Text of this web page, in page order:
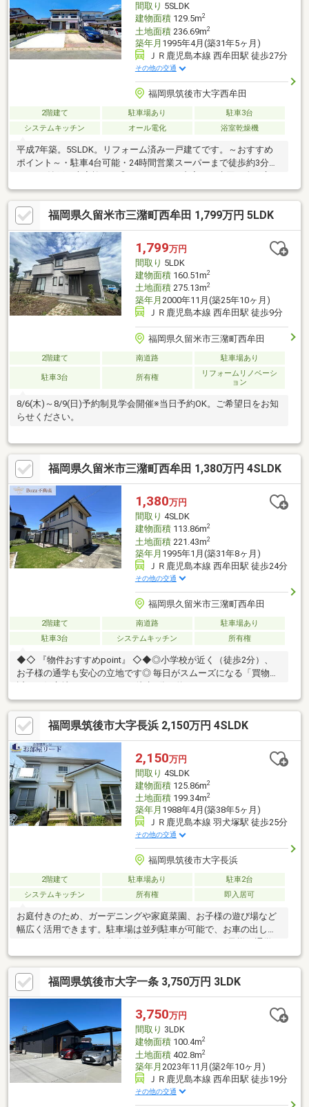
間取り 5SLDK
建物面積129.5m2
土地面積236.69m2
築年月 1995年4月(築31年5ヶ月)
ＪＲ鹿児島本線 西牟田駅 徒歩27分
その他の交通
福岡県筑後市大字西牟田
2階建て 駐車場あり
駐車3台
システムキッチン
オール電化 浴室乾燥機
平成7年築。5SLDK。リフォーム済み一戸建てです。～おすすめ
ポイント～・駐車4台可能・24時間営業スーパーまで徒歩約3分・
換・エコキュート新品設置・壁、天井クロス張替え・畳表替え、
襖、障子張り替え・駐車場増設工事リフォーム後のお引渡しのた
め、追加で費用をかけることなくそのまま住み始めれます。諸費
用含めて住宅ローンを借りても35年払いであれば5万円台。駐車
場もあって、ペットも飼えて、自分好みにカスタマイズもできて
この支払額は魅力的ではないでしょうか。頭金・自己資金ゼロで
も購入可能です。
福岡県久留米市三潴町西牟田 1,799万円 5LDK
1,799万円
間取り 5LDK
建物面積160.51m2
土地面積275.13m2
築年月 2000年11月(築25年10ヶ月)
ＪＲ鹿児島本線 西牟田駅 徒歩9分
福岡県久留米市三潴町西牟田
2階建て 南道路 駐車場あり
駐車3台 所有権
リフォームリノベーシ
ョン
8/6(木)～8/9(日)予約制見学会開催※当日予約OK。ご希望日をお知
らせください。
福岡県久留米市三潴町西牟田 1,380万円 4SLDK
1,380万円
間取り 4SLDK
建物面積113.86m2
土地面積221.43m2
築年月 1995年1月(築31年8ヶ月)
ＪＲ鹿児島本線 西牟田駅 徒歩24分
その他の交通
福岡県久留米市三潴町西牟田
2階建て 南道路
駐車場あり
駐車3台
システムキッチン 所有権
◆◇ 『物件おすすめpoint』 ◇◆◎小学校が近く（徒歩2分）、
お子様の通学も安心の立地です◎ 毎日がスムーズになる「買物
ートまで徒歩4分。買い忘れがあってもすぐに走れる距離感が魅力
です。◎安心の積水ハウス施工・軽量鉄骨造◎2012年外壁塗装・
屋根塗装実施◎延床面積約35坪と広々とした室内◎室内もきれい
に使用されており状態も良好なお家です◎駐車場4台駐車可能※フ
ァミリーカーも駐車可能・1台分カーポート付き◎南側にお庭があ
り家庭菜園なども楽しめます
福岡県筑後市大字長浜 2,150万円 4SLDK
2,150万円
間取り 4SLDK
建物面積125.86m2
土地面積199.34m2
築年月 1988年4月(築38年5ヶ月)
ＪＲ鹿児島本線 羽犬塚駅 徒歩25分
その他の交通
福岡県筑後市大字長浜
2階建て 駐車場あり
駐車2台
システムキッチン
所有権 即入居可
お庭付きのため、ガーデニングや家庭菜園、お子様の遊び場など
幅広く活用できます。駐車場は並列駐車が可能で、お車の出し入
安心の距離。八女ICまで車で約5分のため、通勤や休日のお出かけ
にも便利です。さらに、サンリブ筑後まで車で約5分と、日々のお
買い物環境も充実しています。住環境と利便性のバランスが良
く、子育て世帯にもおすすめの一邸です。今のお家賃と比べて、
月々のお支払いはいかがでしょうか？住宅ローンのご相談や資金
計画のご提案も承っております。まずはお気軽にお問い合わせく
ださい！
福岡県筑後市大字一条 3,750万円 3LDK
3,750万円
間取り 3LDK
建物面積100.4m2
土地面積402.8m2
築年月 2023年11月(築2年10ヶ月)
ＪＲ鹿児島本線 西牟田駅 徒歩19分
その他の交通